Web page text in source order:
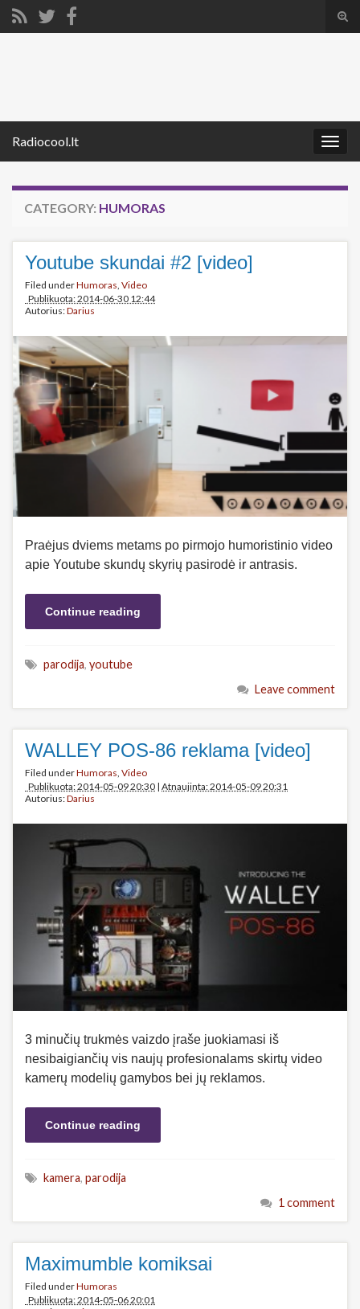
Radiocool.lt
CATEGORY: HUMORAS
Youtube skundai #2 [video]
Filed underHumoras, Video
Publikuota: 2014-06-30 12:44
Autorius:Darius
Praėjus dviems metams po pirmojo humoristinio video
apie Youtube skundų skyrių pasirodė ir antrasis.
Continue reading
parodija, youtube
Leave comment
WALLEY POS-86 reklama [video]
Filed underHumoras Video
Publikuota: 2014-05-09 20:30 | Atnaujinta: 2014-05-09 20:31
Autorius:Darius
3 minučių trukmės vaizdo įraše juokiamasi iš
nesibaigiančių vis naujų profesionalams skirtų video
kamerų modelių gamybos bei jų reklamos.
Continue reading
kamera, parodija
1 comment
Maximumble komiksai
Filed underHumoras
Publikuota: 2014-05-06 20:01